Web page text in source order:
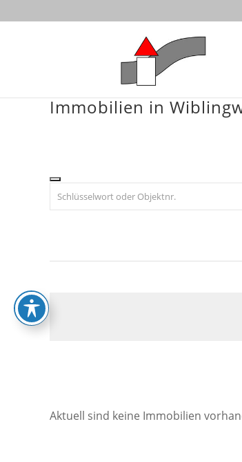
to
Immobilien in
Aktuell sind keine Immobilien